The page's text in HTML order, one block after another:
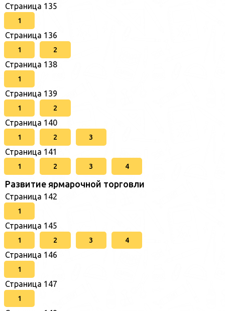
Страница 135
1
Страница 136
1 2
Страница 138
1
Страница 139
1 2
Страница 140
1 2 3
Страница 141
1 2 3 4
Развитие ярмарочной торговли
Страница 142
1
Страница 145
1 2 3 4
Страница 146
1
Страница 147
1